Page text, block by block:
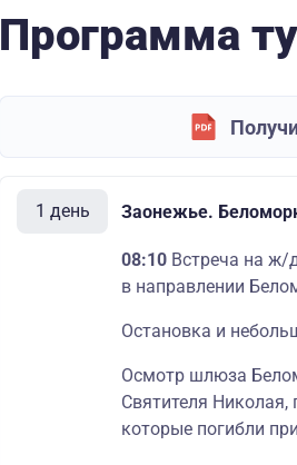
Программа
1 день Заонежье.
08:10 Встреча на ж/
в направлении
Остановка и
Осмотр шлюза
Святителя
которые погибли